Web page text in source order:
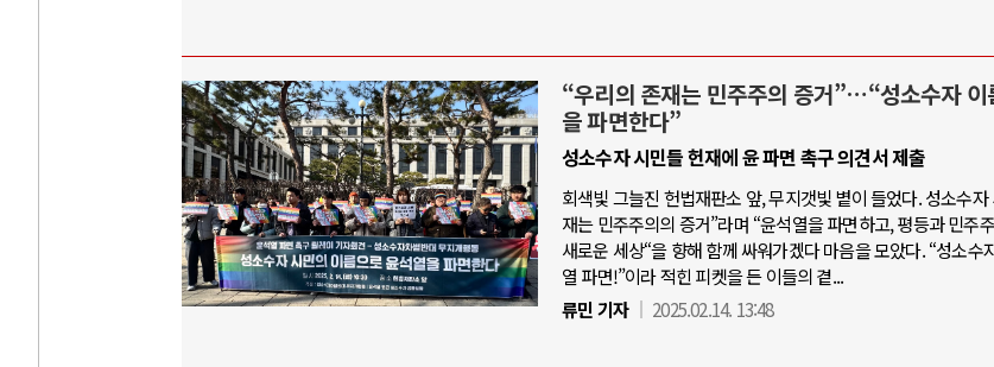
“우리의 존재는 민주주의 증거”…“성소수자 이
을 파면한다”
성소수자 시민들 헌재에 윤 파면 촉구 의견서 제출
회색빛 그늘진 헌법재판소 앞, 무지갯빛 볕이 들었다. 성소수
재는 민주주의의 증거”라며 “윤석열을 파면하고, 평등과 민주
새로운 세상“을 향해 함께 싸워가겠다 마음을 모았다. “성소수
열 파면!”이라 적힌 피켓을 든 이들의 곁...
류민 기자
2025.02.14. 13:48